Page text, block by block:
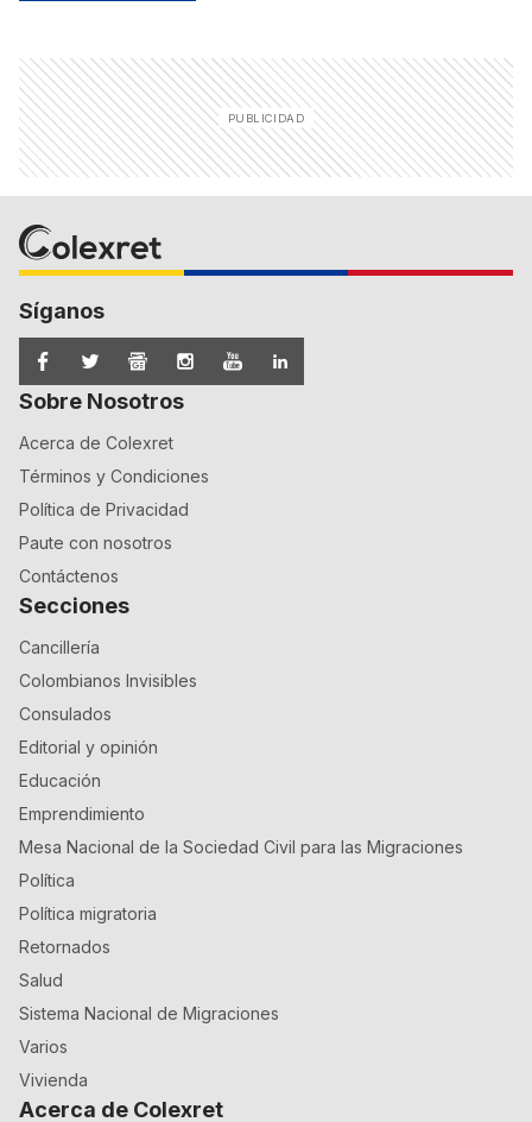
Síganos
Sobre Nosotros
Acerca de Colexret
Términos y Condiciones
Política de Privacidad
Paute con nosotros
Contáctenos
Secciones
Cancillería
Colombianos Invisibles
Consulados
Editorial y opinión
Educación
Emprendimiento
Mesa Nacional de la Sociedad Civil para las Migraciones
Política
Política migratoria
Retornados
Salud
Sistema Nacional de Migraciones
Varios
Vivienda
Acerca de Colexret